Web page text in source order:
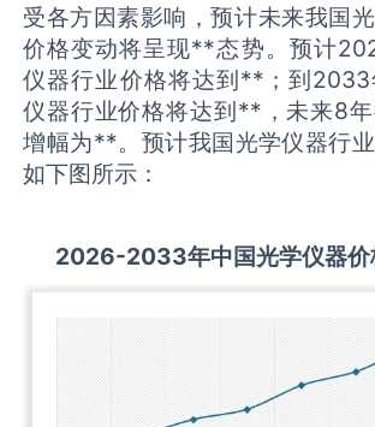
受各方因素影响，预计未来我国
价格变动将呈现**态势。预计
仪器行业价格将达到**；到
仪器行业价格将达到**，未来8
增幅为**。预计我国光学仪器行
如下图所示：
2026-2033年中国光学仪器价